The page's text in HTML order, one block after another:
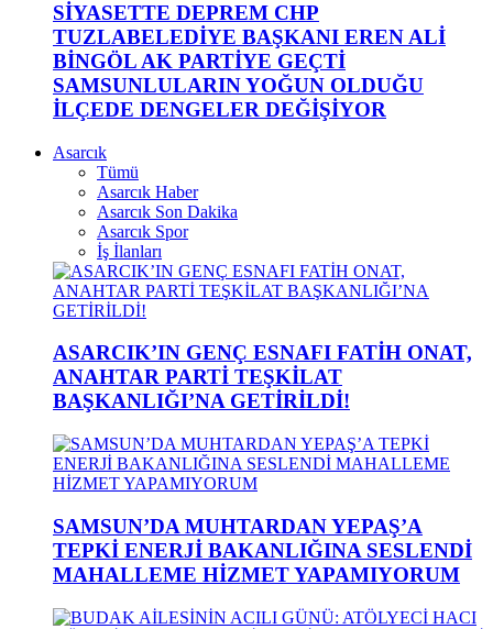
SİYASETTE DEPREM CHP
TUZLABELEDİYE BAŞKANI EREN ALİ
BİNGÖL AK PARTİYE GEÇTİ
SAMSUNLULARIN YOĞUN OLDUĞU
İLÇEDE DENGELER DEĞİŞİYOR
Asarcık
Tümü
Asarcık Haber
Asarcık Son Dakika
Asarcık Spor
İş İlanları
ASARCIK’IN GENÇ ESNAFI FATİH ONAT,
ANAHTAR PARTİ TEŞKİLAT
BAŞKANLIĞI’NA GETİRİLDİ!
SAMSUN’DA MUHTARDAN YEPAŞ’A
TEPKİ ENERJİ BAKANLIĞINA SESLENDİ
MAHALLEME HİZMET YAPAMIYORUM